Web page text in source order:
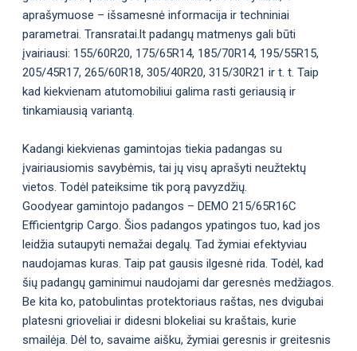
aprašymuose – išsamesnė informacija ir techniniai
parametrai. Transratai.lt padangų matmenys gali būti
įvairiausi: 155/60R20, 175/65R14, 185/70R14, 195/55R15,
205/45R17, 265/60R18, 305/40R20, 315/30R21 ir t. t. Taip
kad kiekvienam atutomobiliui galima rasti geriausią ir
tinkamiausią variantą.
Kadangi kiekvienas gamintojas tiekia padangas su
įvairiausiomis savybėmis, tai jų visų aprašyti neužtektų
vietos. Todėl pateiksime tik porą pavyzdžių.
Goodyear gamintojo padangos – DEMO 215/65R16C
Efficientgrip Cargo. Šios padangos ypatingos tuo, kad jos
leidžia sutaupyti nemažai degalų. Tad žymiai efektyviau
naudojamas kuras. Taip pat gausis ilgesnė rida. Todėl, kad
šių padangų gaminimui naudojami dar geresnės medžiagos.
Be kita ko, patobulintas protektoriaus raštas, nes dvigubai
platesni grioveliai ir didesni blokeliai su kraštais, kurie
smailėja. Dėl to, savaime aišku, žymiai geresnis ir greitesnis